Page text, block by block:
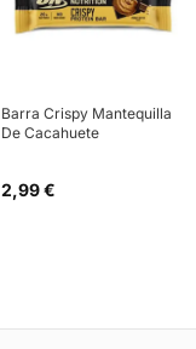
Barra Crispy Mantequilla
De Cacahuete
2,99 €